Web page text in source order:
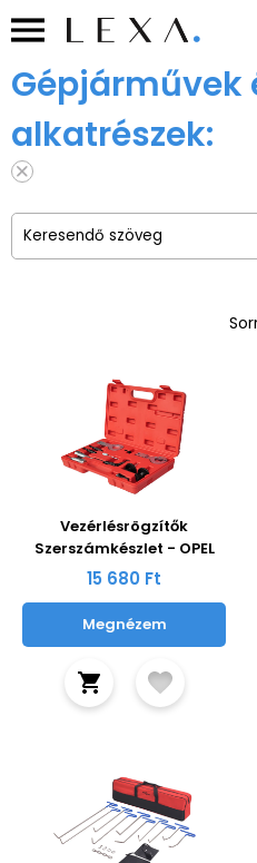
Gépjárművek
alkatrészek:
Vezérlésrögzítők
Szerszámkészlet - OPEL
15 680 Ft
Megnézem